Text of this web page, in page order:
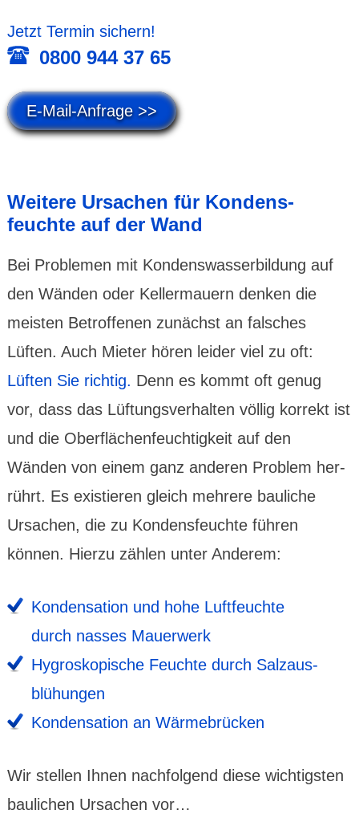
Jetzt Termin sichern!
0800 944 37 65
E-Mail-Anfrage >>
Weitere Ursachen für Kondens­
feuchte auf der Wand
Bei Problemen mit Kondens­wasser­bildung auf
den Wänden oder Keller­mauern denken die
meisten Betrof­fenen zunächst an falsches
Lüften. Auch Mieter hören leider viel zu oft:
Lüften Sie richtig. Denn es kommt oft genug
vor, dass das Lüftungs­ver­halten völlig korrekt ist
und die Ober­flächen­feuch­tig­keit auf den
Wänden von einem ganz anderen Problem her­
rührt. Es existieren gleich mehrere bau­liche
Ursachen, die zu Kondens­feuchte führen
können. Hierzu zählen unter Anderem:
Konden­sation und hohe Luftf­euchte
durch nasses Mauerwerk
Hygros­kopische Feuchte durch Salzaus­
blü­hungen
Konden­sation an Wärme­brücken
Wir stellen Ihnen nach­fol­gend diese wich­tigsten
baulichen Ursachen vor…